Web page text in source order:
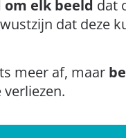
elk beeld dat
dat deze
meer af, maar